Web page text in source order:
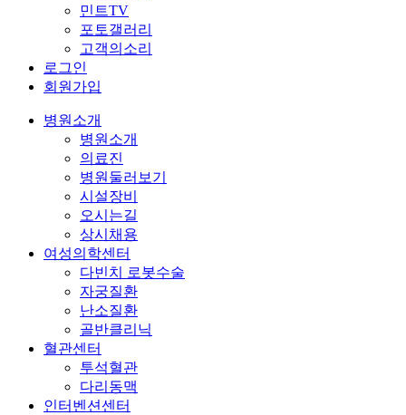
민트TV
포토갤러리
고객의소리
로그인
회원가입
병원소개
병원소개
의료진
병원둘러보기
시설장비
오시는길
상시채용
여성의학센터
다빈치 로봇수술
자궁질환
난소질환
골반클리닉
혈관센터
투석혈관
다리동맥
인터벤션센터